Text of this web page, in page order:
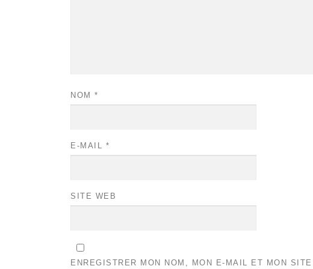
NOM *
E-MAIL *
SITE WEB
ENREGISTRER MON NOM, MON E-MAIL ET MON